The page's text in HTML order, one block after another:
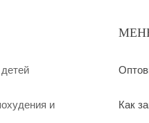
и
Как